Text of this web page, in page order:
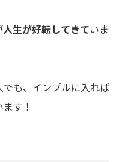
生が好転してきていま
も、インプルに入れば
す！